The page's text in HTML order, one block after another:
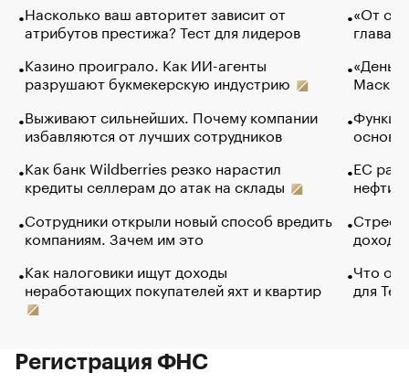
Насколько ваш авторитет зависит от
атрибутов престижа? Тест для лидеров
Казино проиграло. Как ИИ-агенты
разрушают букмекерскую индустрию
Выживают сильнейших. Почему компании
избавляются от лучших сотрудников
Как банк Wildberries резко нарастил
кредиты селлерам до атак на склады
Сотрудники открыли новый способ вредить
компаниям. Зачем им это
Как налоговики ищут доходы
неработающих покупателей яхт и квартир
«От
глава
Маск в
основ
ЕС
нефти
Что
для
Регистрация ФНС